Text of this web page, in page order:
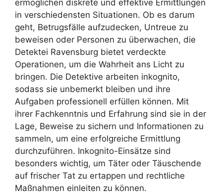
ermöglichen diskrete und effektive Ermittlungen
in verschiedensten Situationen. Ob es darum
geht, Betrugsfälle aufzudecken, Untreue zu
beweisen oder Personen zu überwachen, die
Detektei Ravensburg bietet verdeckte
Operationen, um die Wahrheit ans Licht zu
bringen. Die Detektive arbeiten inkognito,
sodass sie unbemerkt bleiben und ihre
Aufgaben professionell erfüllen können. Mit
ihrer Fachkenntnis und Erfahrung sind sie in der
Lage, Beweise zu sichern und Informationen zu
sammeln, um eine erfolgreiche Ermittlung
durchzuführen. Inkognito-Einsätze sind
besonders wichtig, um Täter oder Täuschende
auf frischer Tat zu ertappen und rechtliche
Maßnahmen einleiten zu können.